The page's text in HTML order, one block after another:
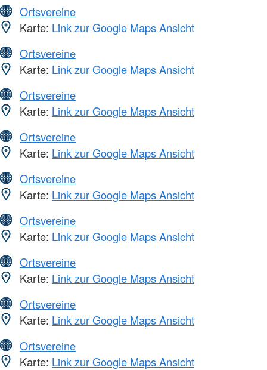
Ortsvereine
Karte: Link zur Google Maps Ansicht
Ortsvereine
Karte: Link zur Google Maps Ansicht
Ortsvereine
Karte: Link zur Google Maps Ansicht
Ortsvereine
Karte: Link zur Google Maps Ansicht
Ortsvereine
Karte: Link zur Google Maps Ansicht
Ortsvereine
Karte: Link zur Google Maps Ansicht
Ortsvereine
Karte: Link zur Google Maps Ansicht
Ortsvereine
Karte: Link zur Google Maps Ansicht
Ortsvereine
Karte: Link zur Google Maps Ansicht